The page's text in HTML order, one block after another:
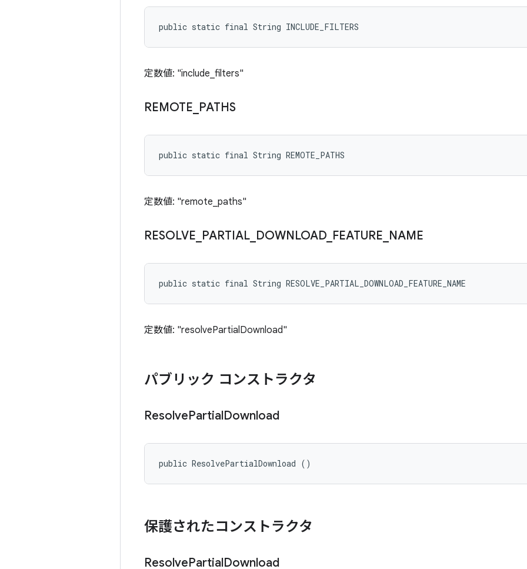
public static final String INCLUDE_FILTERS
定数値: "include_filters"
REMOTE PATHS
public static final String REMOTE_PATHS
定数値: "remote_paths"
RESOLVE PARTIAL DOWNLOAD FEATURE NAME
public static final String RESOLVE_PARTIAL_DOWNLOAD_FEATURE_NAME
定数値: "resolvePartialDownload"
パブリック コンストラクタ
ResolvePartialDownload
public ResolvePartialDownload ()
保護されたコンストラクタ
ResolvePartialDownload